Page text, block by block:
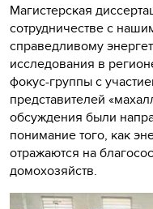
Магистерская
сотрудничестве с
справедливому
исследования в
фокус-группы с
представителей
обсуждения были
понимание того, как
отражаются на
домохозяйств.